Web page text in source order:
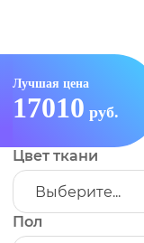
Лучшая цена
17010 руб.
Цвет ткани
Пол